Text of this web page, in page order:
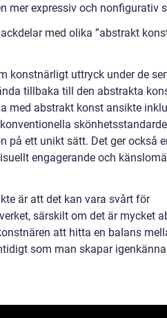
mer expressiv och nonfigurativ
med olika ”abstrakt
konstnärligt uttryck under de
tillbaka till den abstrakta
med abstrakt konst ansikte
på ett unikt sätt. Det ger också
engagerande och
är att det kan vara svårt för
särskilt om det är mycket
att hitta en balans
som man skapar